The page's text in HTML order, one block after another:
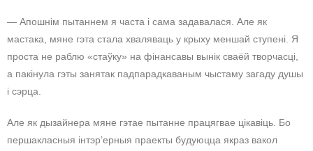
— Апошнім пытаннем я часта і сама задавалася. Але як
мастака, мяне гэта стала хваляваць у крыху меншай ступені. Я
проста не раблю «стаўку» на фінансавы вынік сваёй творчасці,
а пакінула гэты занятак падпарадкаваным чыстаму загаду душы
і сэрца.
Але як дызайнера мяне гэтае пытанне працягвае цікавіць. Бо
першакласныя інтэр’ерныя праекты будуюцца якраз вакол